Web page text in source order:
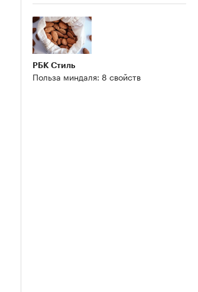
РБК Стиль
Польза миндаля: 8 свойств